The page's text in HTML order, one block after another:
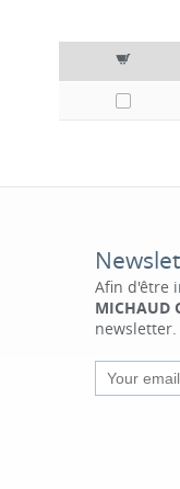
Afin d'être
MICHAUD
newsletter.